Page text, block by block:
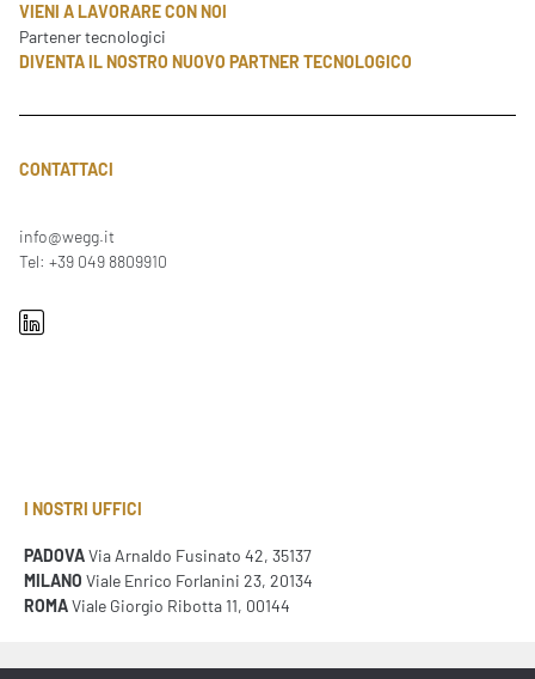
VIENI A LAVORARE CON NOI
Partener tecnologici
DIVENTA IL NOSTRO NUOVO PARTNER TECNOLOGICO
CONTATTACI
info@wegg.it
Tel: +39 049 8809910
I NOSTRI UFFICI
PADOVAVia Arnaldo Fusinato 42, 35137
MILANO Viale Enrico Forlanini 23, 20134
ROMAViale Giorgio Ribotta 11, 00144